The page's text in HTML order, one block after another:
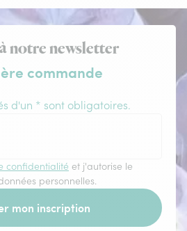
notre newsletter
commande
d'un * sont obligatoires.
confidentialité et j'autorise le
personnelles.
mon inscription